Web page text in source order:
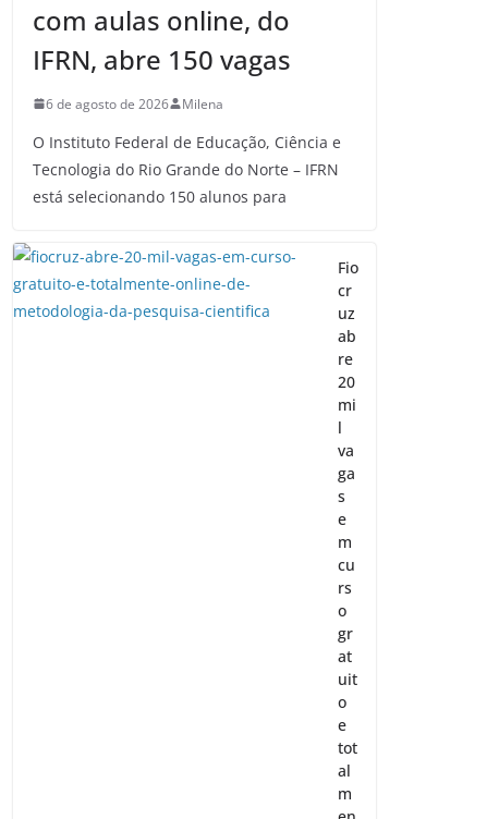
com aulas online, do
IFRN, abre 150 vagas
6 de agosto de 2026 Milena
O Instituto Federal de Educação, Ciência e
Tecnologia do Rio Grande do Norte – IFRN
está selecionando 150 alunos para
Fio
cr
uz
ab
re
20
mi
l
va
ga
s
e
m
cu
rs
o
gr
at
uit
o
e
tot
al
m